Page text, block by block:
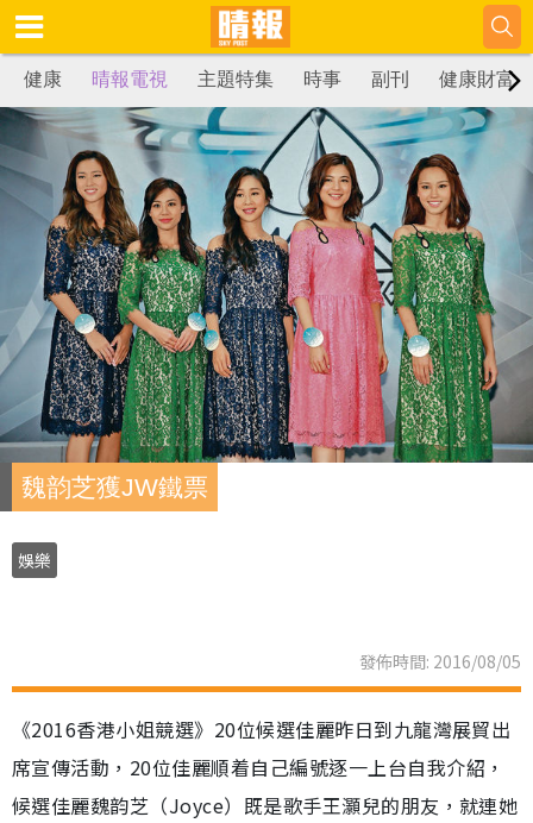
健康 晴報電視 主題特集 時事 副刊 健康財富
魏韵芝獲JW鐵票
娛樂
發佈時間: 2016/08/05
《2016香港小姐競選》20位候選佳麗昨日到九龍灣展貿出
席宣傳活動，20位佳麗順着自己編號逐一上台自我介紹，
候選佳麗魏韵芝（Joyce）既是歌手王灝兒的朋友，就連她